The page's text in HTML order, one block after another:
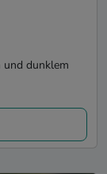
dunklem